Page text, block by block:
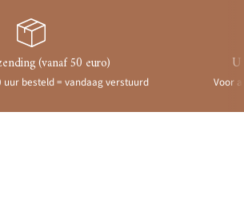
(vanaf 50 euro)
uur besteld = vandaag verstuurd Voor